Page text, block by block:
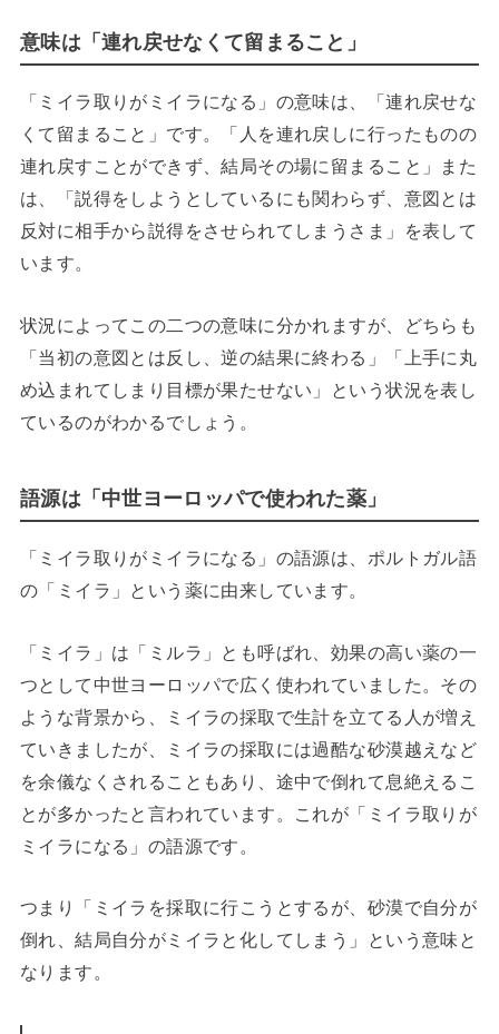
意味は「連れ戻せなくて留まること」
「ミイラ取りがミイラになる」の意味は、「連れ戻せな
くて留まること」です。「人を連れ戻しに行ったものの
連れ戻すことができず、結局その場に留まること」また
は、「説得をしようとしているにも関わらず、意図とは
反対に相手から説得をさせられてしまうさま」を表して
います。
状況によってこの二つの意味に分かれますが、どちらも
「当初の意図とは反し、逆の結果に終わる」「上手に丸
め込まれてしまり目標が果たせない」という状況を表し
ているのがわかるでしょう。
語源は「中世ヨーロッパで使われた薬」
「ミイラ取りがミイラになる」の語源は、ポルトガル語
の「ミイラ」という薬に由来しています。
「ミイラ」は「ミルラ」とも呼ばれ、効果の高い薬の一
つとして中世ヨーロッパで広く使われていました。その
ような背景から、ミイラの採取で生計を立てる人が増え
ていきましたが、ミイラの採取には過酷な砂漠越えなど
を余儀なくされることもあり、途中で倒れて息絶えるこ
とが多かったと言われています。これが「ミイラ取りが
ミイラになる」の語源です。
つまり「ミイラを採取に行こうとするが、砂漠で自分が
倒れ、結局自分がミイラと化してしまう」という意味と
なります。